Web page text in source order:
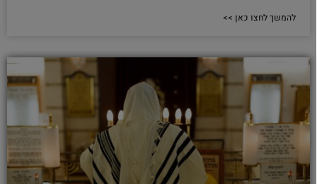
להמשך לחצו כאן >>